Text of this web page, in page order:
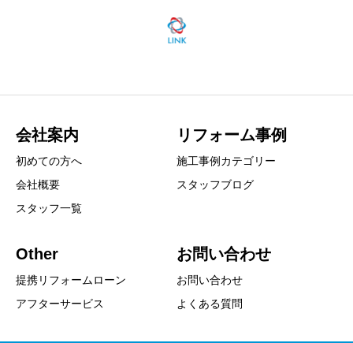
会社案内
初めての方へ
会社概要
スタッフ一覧
リフォーム事例
施工事例カテゴリー
スタッフブログ
Other
提携リフォームローン
アフターサービス
お問い合わせ
お問い合わせ
よくある質問